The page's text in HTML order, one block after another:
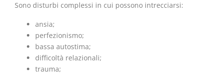
Sono disturbi complessi in cui possono intrecciarsi:
ansia;
perfezionismo;
bassa autostima;
difficoltà relazionali;
trauma;